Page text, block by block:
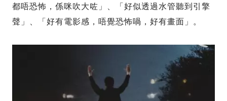
都唔恐怖，係咪吹大咗」、「好似透過水管聽到引擎
聲」、「好有電影感，唔覺恐怖喎，好有畫面」。